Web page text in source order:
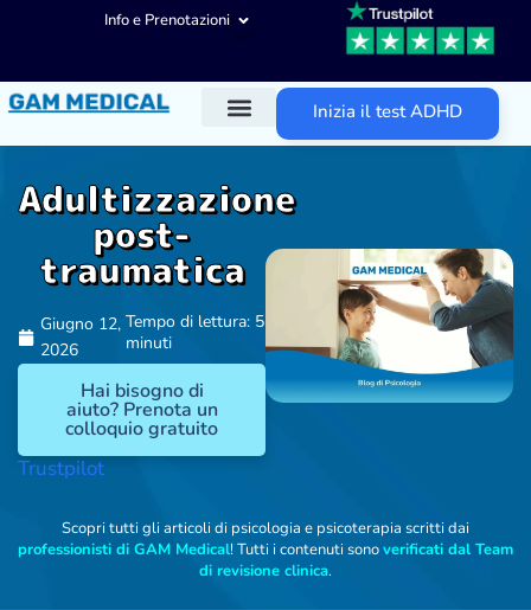
Info e Prenotazioni
Inizia il test ADHD
Adultizzazione
post-
traumatica
Giugno 12,
2026
Tempo di lettura: 5
minuti
Hai bisogno di
aiuto? Prenota un
colloquio gratuito
Trustpilot
Scopri tutti gli articoli di psicologia e psicoterapia scritti dai
professionisti di GAM Medical! Tutti i contenuti sonoverificati dal Team
di revisione clinica.